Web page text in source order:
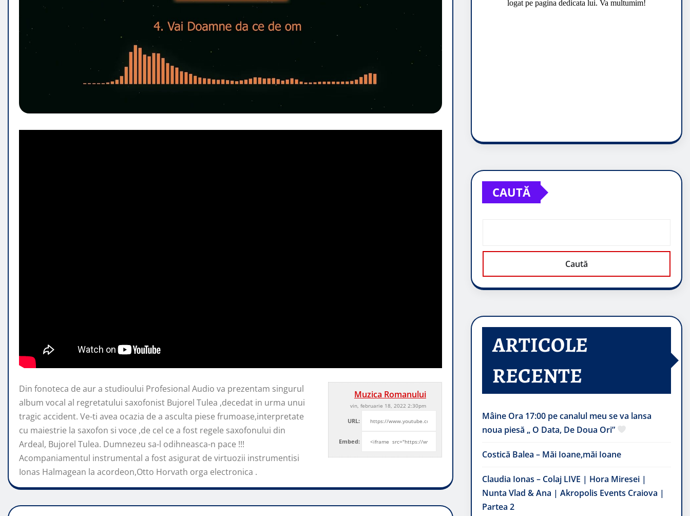
Muzica Romanului
vin, februarie 18, 2022 2:30pm
URL:
Embed:
Din fonoteca de aur a studioului Profesional Audio va prezentam singurul
album vocal al regretatului saxofonist Bujorel Tulea ,decedat in urma unui
tragic accident. Ve-ti avea ocazia de a asculta piese frumoase,interpretate
cu maiestrie la saxofon si voce ,de cel ce a fost regele saxofonului din
Ardeal, Bujorel Tulea. Dumnezeu sa-l odihneasca-n pace !!!
Acompaniamentul instrumental a fost asigurat de virtuozii instrumentisi
Ionas Halmagean la acordeon,Otto Horvath orga electronica .
CAUTĂ
Caută
ARTICOLE
RECENTE
Mâine Ora 17:00 pe canalul meu se va lansa
noua piesă „ O Data, De Doua Ori”
Costică Balea – Măi Ioane,măi Ioane
Claudia Ionas – Colaj LIVE | Hora Miresei |
Nunta Vlad & Ana | Akropolis Events Craiova |
Partea 2